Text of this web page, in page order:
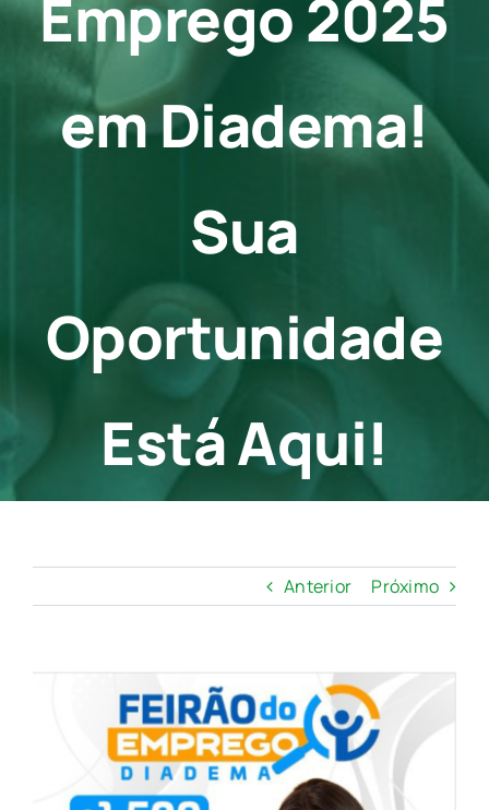
Contato
Emprego 2025
em Diadema!
Sua
Oportunidade
Está Aqui!
Anterior Próximo